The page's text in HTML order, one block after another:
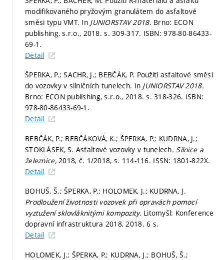
modifikovaného pryžovým granulátem do asfaltové
směsi typu VMT. In JUNIORSTAV 2018. Brno: ECON
publishing, s.r.o., 2018.s. 309-317. ISBN: 978-80-86433-
69-1.
Detail
ŠPERKA, P.; SACHR, J.; BEBČÁK, P. Použití asfaltové směsi
do vozovky v silničních tunelech. In JUNIORSTAV 2018.
Brno: ECON publishing, s.r.o., 2018.s. 318-326. ISBN:
978-80-86433-69-1.
Detail
BEBČÁK, P.; BEBČÁKOVÁ, K.; ŠPERKA, P.; KUDRNA, J.;
STOKLÁSEK, S. Asfaltové vozovky v tunelech. Silnice a
železnice, 2018, č. 1/2018, s. 114-116. ISSN: 1801-822X.
Detail
BOHUŠ, Š.; ŠPERKA, P.; HOLOMEK, J.; KUDRNA, J.
Prodloužení životnosti vozovek při opravách pomocí
vyztužení sklovláknitými kompozity. Litomyšl: Konference
dopravní infrastruktura 2018, 2018. 6 s.
Detail
HOLOMEK, J.; ŠPERKA, P.; KUDRNA, J.; BOHUŠ, Š.;